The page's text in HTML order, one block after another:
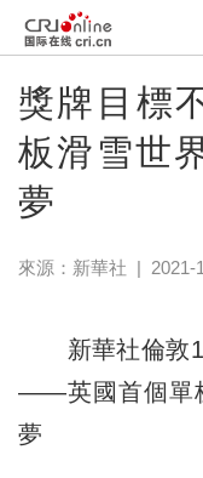
獎牌目標
板滑雪世
夢
來源： 新華社 | 2021-
新華社倫敦12
——英國首個單
夢